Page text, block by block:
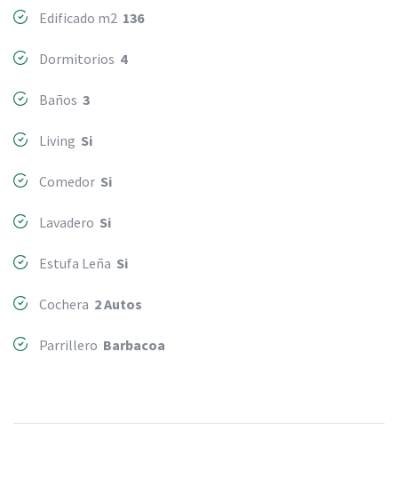
Edificado m2 136
Dormitorios 4
Baños 3
Living Si
Comedor Si
Lavadero Si
Estufa Leña Si
Cochera 2 Autos
Parrillero Barbacoa